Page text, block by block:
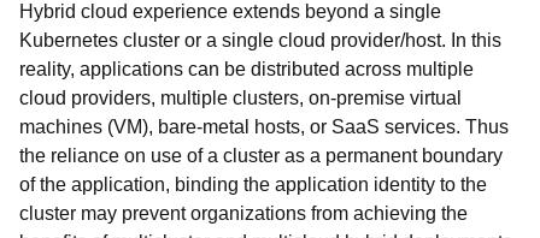
Hybrid cloud experience extends beyond a single
Kubernetes cluster or a single cloud provider/host. In this
reality, applications can be distributed across multiple
cloud providers, multiple clusters, on-premise virtual
machines (VM), bare-metal hosts, or SaaS services. Thus
the reliance on use of a cluster as a permanent boundary
of the application, binding the application identity to the
cluster may prevent organizations from achieving the